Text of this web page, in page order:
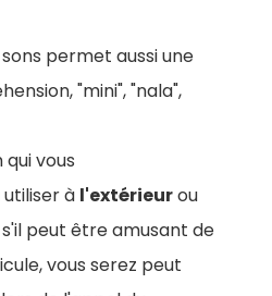
permet aussi une
"mini", "nala",
qui vous
à l'extérieurou
peut être amusant de
vous serez peut